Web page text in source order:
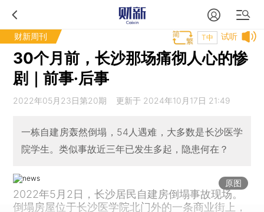
财新周刊 试听
T中
30个月前，长沙那场痛彻人心的惨
剧｜前事·后事
2022年05月23日第20期 更新于 2024年10月17日 21:49
一栋自建房轰然倒塌，54人遇难，大多数是长沙医学
院学生。类似事故近三年已发生多起，隐患何在？
原图
2022年5月2日，长沙居民自建房倒塌事故现场。
倒塌房屋位于长沙医学院北门外的一条商业街上，